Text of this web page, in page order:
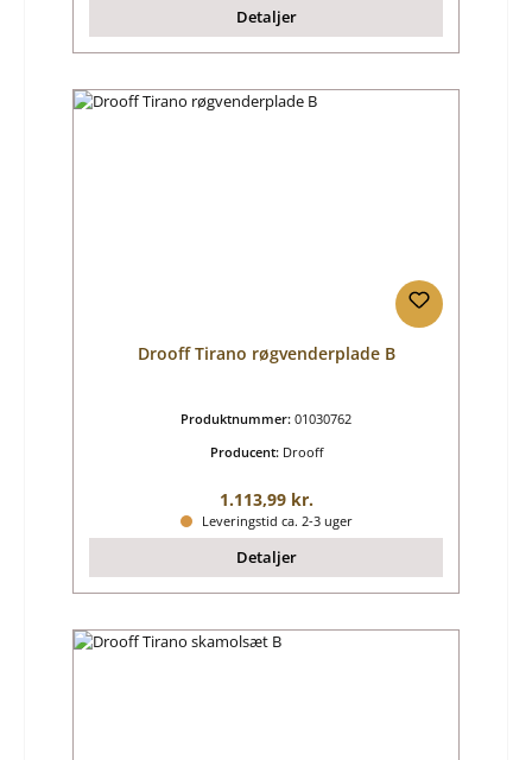
Detaljer
Drooff Tirano røgvenderplade B
Produktnummer: 01030762
Producent: Drooff
Almindelig pris:
1.113,99 kr.
Leveringstid ca. 2-3 uger
Detaljer